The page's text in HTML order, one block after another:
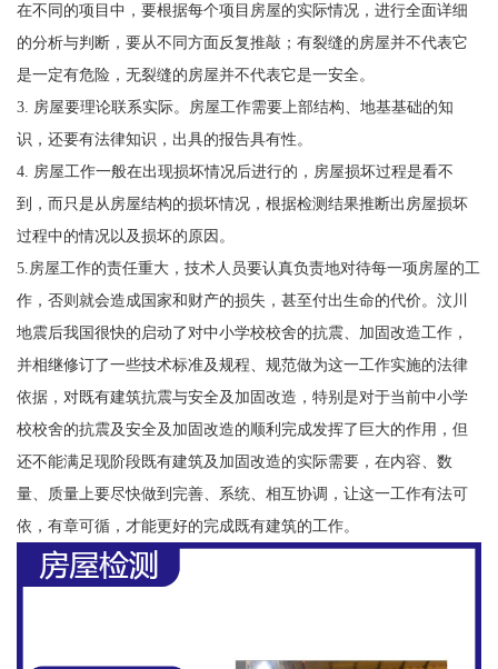
在不同的项目中，要根据每个项目房屋的实际情况，进行全面详细
的分析与判断，要从不同方面反复推敲；有裂缝的房屋并不代表它
是一定有危险，无裂缝的房屋并不代表它是一安全。
3. 房屋要理论联系实际。房屋工作需要上部结构、地基基础的知
识，还要有法律知识，出具的报告具有性。
4. 房屋工作一般在出现损坏情况后进行的，房屋损坏过程是看不
到，而只是从房屋结构的损坏情况，根据检测结果推断出房屋损坏
过程中的情况以及损坏的原因。
5.房屋工作的责任重大，技术人员要认真负责地对待每一项房屋的工
作，否则就会造成国家和财产的损失，甚至付出生命的代价。汶川
地震后我国很快的启动了对中小学校校舍的抗震、加固改造工作，
并相继修订了一些技术标准及规程、规范做为这一工作实施的法律
依据，对既有建筑抗震与安全及加固改造，特别是对于当前中小学
校校舍的抗震及安全及加固改造的顺利完成发挥了巨大的作用，但
还不能满足现阶段既有建筑及加固改造的实际需要，在内容、数
量、质量上要尽快做到完善、系统、相互协调，让这一工作有法可
依，有章可循，才能更好的完成既有建筑的工作。